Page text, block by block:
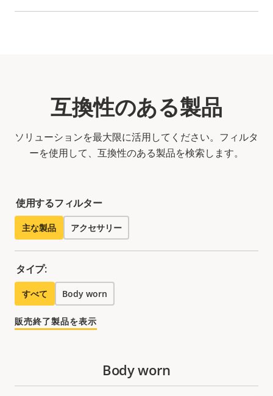
互換性のある製品
ソリューションを最大限に活用してください。フィルタ
ーを使用して、互換性のある製品を検索します。
使用するフィルター
主な製品 アクセサリー
タイプ:
すべて Body worn
販売終了製品を表示
Body worn